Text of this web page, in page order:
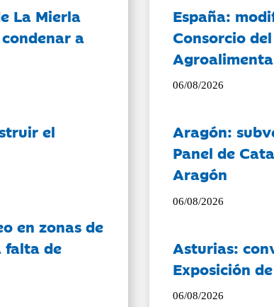
La Mierla
a
el
en zonas de
falta de
España:
Consorcio
06/08/2026
Aragón:
Panel de
Aragón
06/08/2026
Asturias:
Exposición
06/08/2026